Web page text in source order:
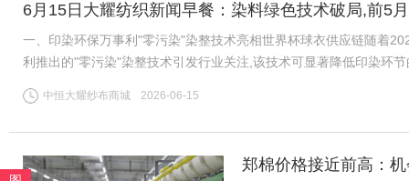
6月15日大耀纺织新闻早餐：染料绿色技术破局,前5
一、印染环保万事利"零污染"染整技术亮相世界杯球衣供应链随着
利推出的"零污染"染整技术引发行业关注,该技术可显著降低印染环
中恒大耀纱布商城 2026-06-15
郑棉价格接近前高：